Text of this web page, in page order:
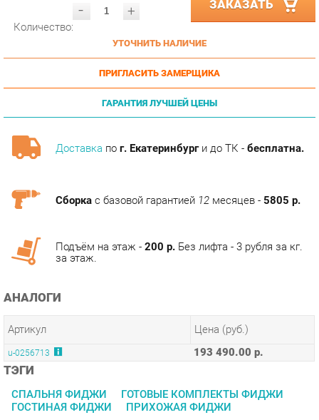
УТОЧНИТЬ НАЛИЧИЕ
ПРИГЛАСИТЬ ЗАМЕРЩИКА
ГАРАНТИЯ ЛУЧШЕЙ ЦЕНЫ
Доставкапог. Екатеринбурги до ТК -бесплатна.
АНАЛОГИ
Артикул
u-0256713 193 490.00 р.
ТЭГИ
СПАЛЬНЯ ФИДЖИ ГОТОВЫЕ КОМПЛЕКТЫ ФИДЖИ
ГОСТИНАЯ ФИДЖИ
ОПИСАНИЕ